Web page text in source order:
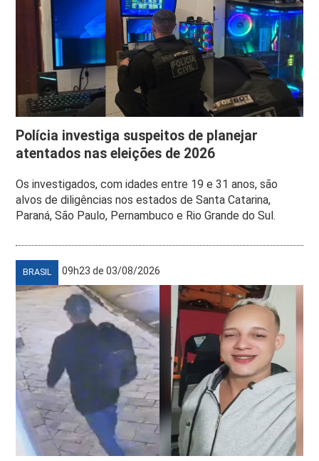
Polícia investiga suspeitos de planejar
atentados nas eleições de 2026
Os investigados, com idades entre 19 e 31 anos, são
alvos de diligências nos estados de Santa Catarina,
Paraná, São Paulo, Pernambuco e Rio Grande do Sul.
BRASIL 09h23 de 03/08/2026